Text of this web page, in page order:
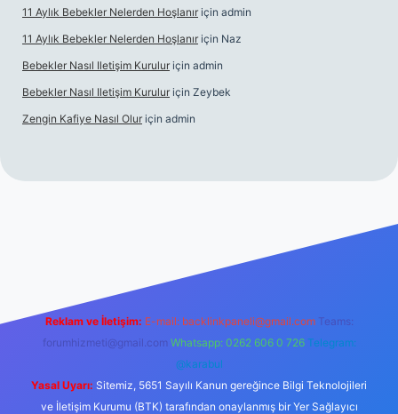
11 Aylık Bebekler Nelerden Hoşlanır için admin
11 Aylık Bebekler Nelerden Hoşlanır için Naz
Bebekler Nasıl Iletişim Kurulur için admin
Bebekler Nasıl Iletişim Kurulur için Zeybek
Zengin Kafiye Nasıl Olur için admin
betexper
Reklam ve İletişim: E-mail: backlinkpaneli@gmail.com Teams:
forumhizmeti@gmail.com Whatsapp: 0262 606 0 726 Telegram:
@karabul
Yasal Uyarı: Sitemiz, 5651 Sayılı Kanun gereğince Bilgi Teknolojileri
ve İletişim Kurumu (BTK) tarafından onaylanmış bir Yer Sağlayıcı